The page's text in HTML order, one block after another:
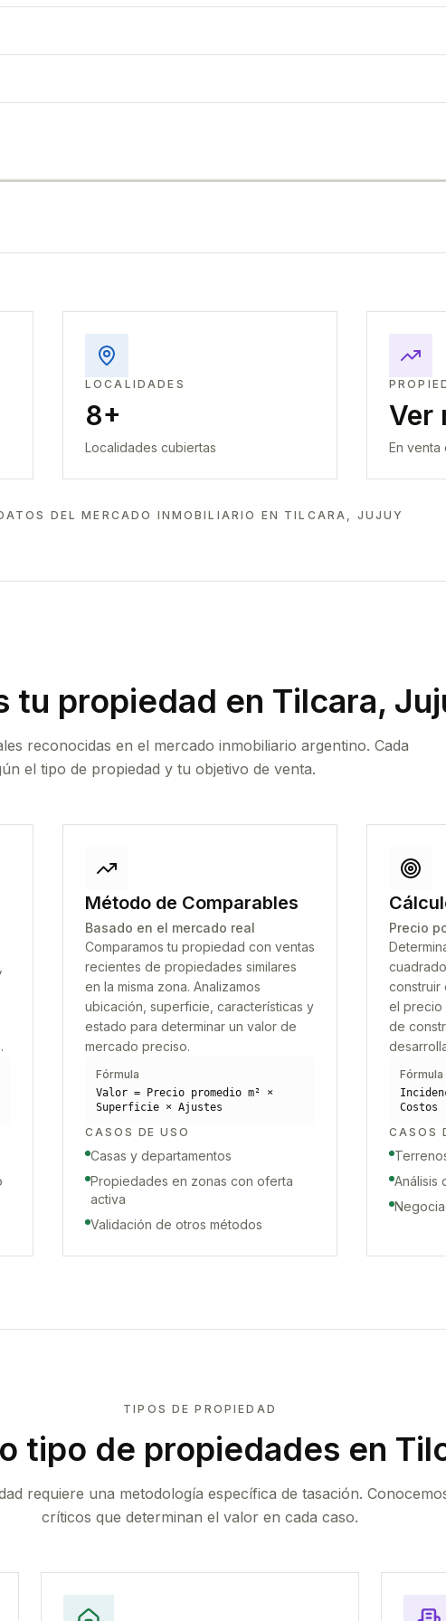
LOCALIDADES
8+
Localidades cubiertas
Ver
En venta
DEL MERCADO INMOBILIARIO EN TILCARA, JUJUY
tu propiedad en Tilcara,
reconocidas en el mercado inmobiliario argentino. Cada
el tipo de propiedad y tu objetivo de venta.
Método de Comparables
Basado en el mercado real
Comparamos tu propiedad con ventas
recientes de propiedades similares
en la misma zona. Analizamos
ubicación, superficie, características y
estado para determinar un valor de
mercado preciso.
Fórmula
Valor = Precio promedio m² ×
Superficie × Ajustes
CASOS DE USO
Casas y departamentos
Propiedades en zonas con oferta
activa
Validación de otros métodos
Precio
construir
el precio
de
Fórmula
Costos
CASOS
Análisis
TIPOS DE PROPIEDAD
tipo de propiedades en
requiere una metodología específica de tasación.
críticos que determinan el valor en cada caso.